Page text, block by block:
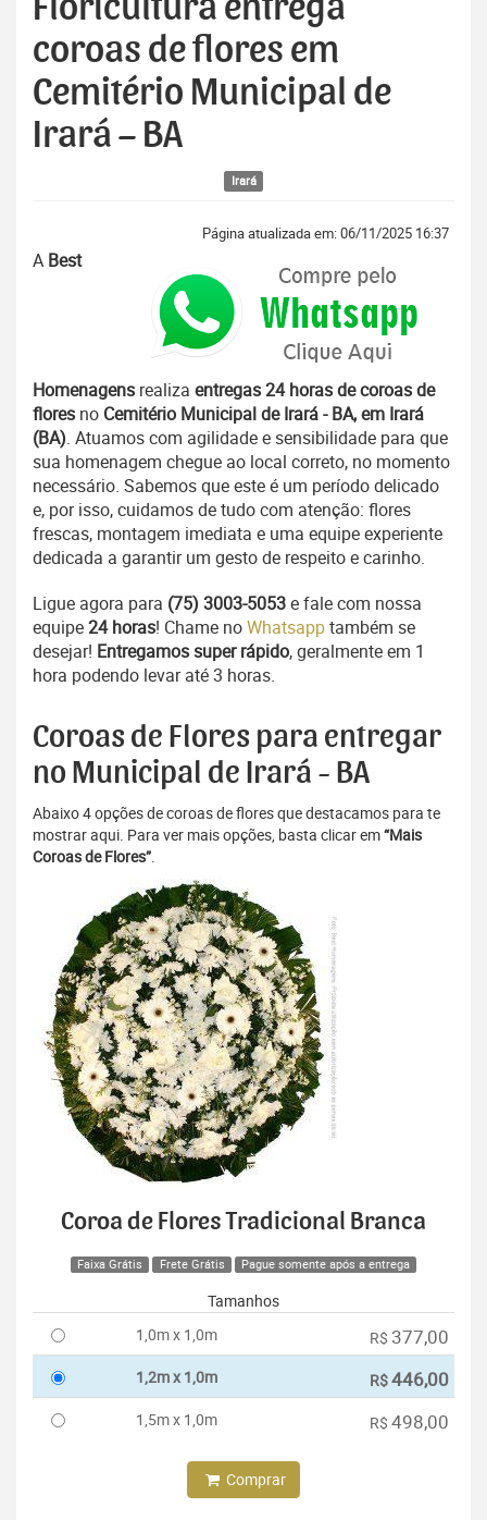
Floricultura entrega
coroas de flores em
Cemitério Municipal de
Irará – BA
Irará
Página atualizada em: 06/11/2025 16:37
A Best
Homenagens realiza entregas 24 horas de coroas de
flores no Cemitério Municipal de Irará - BA, em Irará
(BA). Atuamos com agilidade e sensibilidade para que
sua homenagem chegue ao local correto, no momento
necessário. Sabemos que este é um período delicado
e, por isso, cuidamos de tudo com atenção: flores
frescas, montagem imediata e uma equipe experiente
dedicada a garantir um gesto de respeito e carinho.
Ligue agora para (75) 3003-5053e fale com nossa
equipe24 horas! Chame noWhatsapptambém se
desejar! Entregamos super rápido, geralmente em 1
hora podendo levar até 3 horas.
Coroas de Flores para entregar
no Municipal de Irará - BA
Abaixo 4 opções de coroas de flores que destacamos para te
mostrar aqui. Para ver mais opções, basta clicar em“Mais
Coroas de Flores”.
Coroa de Flores Tradicional Branca
Faixa Grátis Frete Grátis Pague somente após a entrega
Tamanhos
1,0m x 1,0m
R$ 377,00
1,2m x 1,0m R$446,00
1,5m x 1,0m R$ 498,00
Comprar